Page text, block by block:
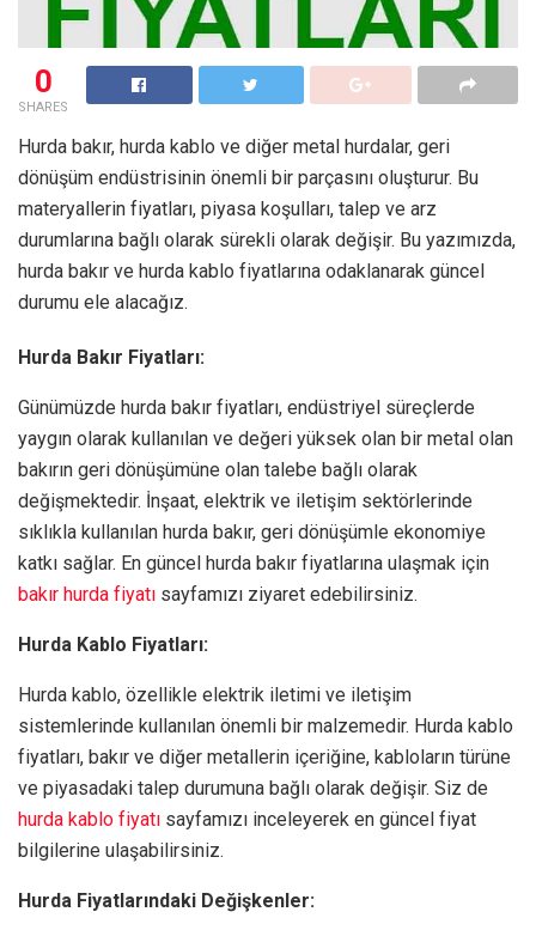
0
SHARES
Hurda bakır, hurda kablo ve diğer metal hurdalar, geri
dönüşüm endüstrisinin önemli bir parçasını oluşturur. Bu
materyallerin fiyatları, piyasa koşulları, talep ve arz
durumlarına bağlı olarak sürekli olarak değişir. Bu yazımızda,
hurda bakır ve hurda kablo fiyatlarına odaklanarak güncel
durumu ele alacağız.
Hurda Bakır Fiyatları:
Günümüzde hurda bakır fiyatları, endüstriyel süreçlerde
yaygın olarak kullanılan ve değeri yüksek olan bir metal olan
bakırın geri dönüşümüne olan talebe bağlı olarak
değişmektedir. İnşaat, elektrik ve iletişim sektörlerinde
sıklıkla kullanılan hurda bakır, geri dönüşümle ekonomiye
katkı sağlar. En güncel hurda bakır fiyatlarına ulaşmak için
bakır hurda fiyatı sayfamızı ziyaret edebilirsiniz.
Hurda Kablo Fiyatları:
Hurda kablo, özellikle elektrik iletimi ve iletişim
sistemlerinde kullanılan önemli bir malzemedir. Hurda kablo
fiyatları, bakır ve diğer metallerin içeriğine, kabloların türüne
ve piyasadaki talep durumuna bağlı olarak değişir. Siz de
hurda kablo fiyatı sayfamızı inceleyerek en güncel fiyat
bilgilerine ulaşabilirsiniz.
Hurda Fiyatlarındaki Değişkenler: